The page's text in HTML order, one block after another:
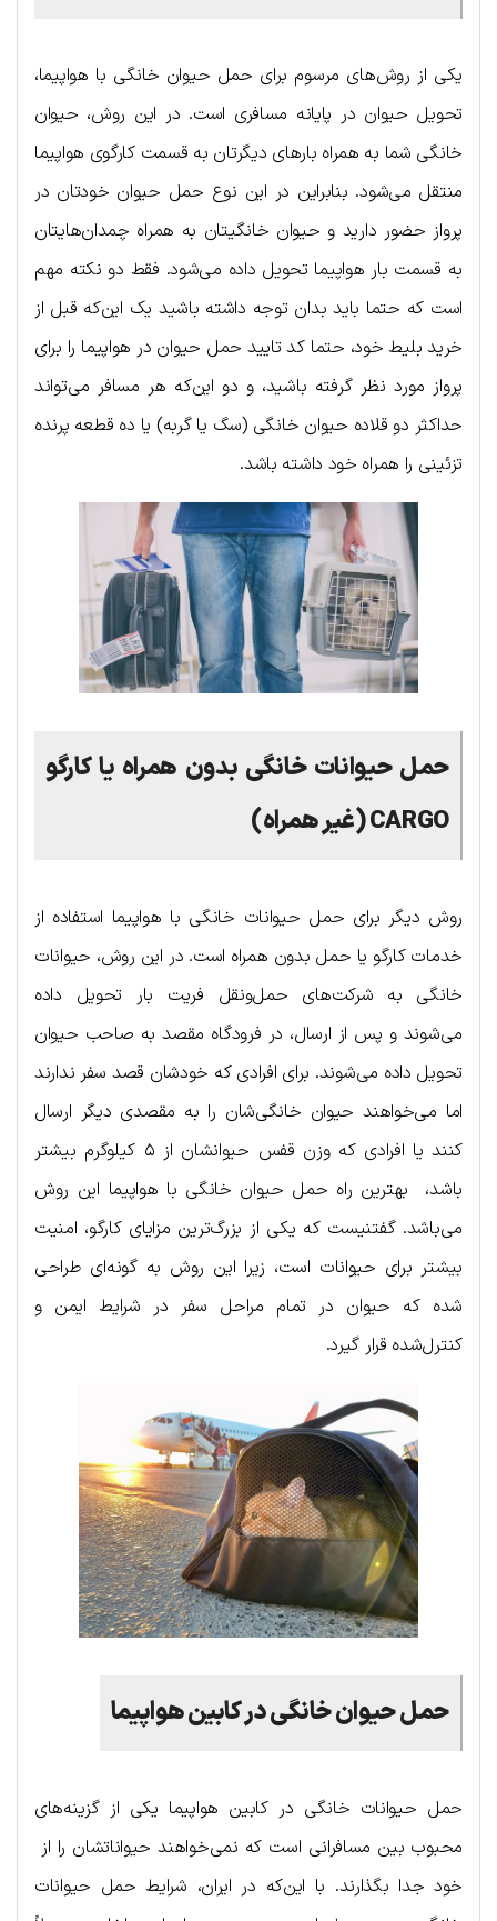
یکی از روش‌های مرسوم برای حمل حیوان خانگی با هواپیما،
تحویل حیوان در پایانه مسافری است. در این روش، حیوان
خانگی شما به همراه بارهای دیگرتان به قسمت کارگوی هواپیما
منتقل می‌شود. بنابراین در این نوع حمل حیوان خودتان در
پرواز حضور دارید و حیوان خانگیتان به همراه چمدان‌هایتان
به قسمت بار هواپیما تحویل داده می‌شود. فقط دو نکته مهم
است که حتما باید بدان توجه داشته باشید یک این‌که قبل از
خرید بلیط خود، حتما کد تایید حمل حیوان در هواپیما را برای
پرواز مورد نظر گرفته باشید، و دو این‌که هر مسافر می‌تواند
حداکثر دو قلاده حیوان خانگی (سگ یا گربه) یا ده قطعه پرنده
تزئینی را همراه خود داشته باشد.
حمل حیوانات خانگی بدون همراه یا کارگو
CARGO (غیر همراه)
روش دیگر برای حمل حیوانات خانگی با هواپیما استفاده از
خدمات کارگو یا حمل بدون همراه است. در این روش، حیوانات
خانگی به شرکت‌های حمل‌ونقل فریت بار تحویل داده
می‌شوند و پس از ارسال، در فرودگاه مقصد به صاحب حیوان
تحویل داده می‌شوند. برای افرادی که خودشان قصد سفر ندارند
اما می‌خواهند حیوان خانگی‌شان را به مقصدی دیگر ارسال
کنند یا افرادی که وزن قفس حیوانشان از ۵ کیلوگرم بیشتر
باشد، بهترین راه حمل حیوان خانگی با هواپیما این روش
می‌باشد. گفتنیست که یکی از بزرگ‌ترین مزایای کارگو، امنیت
بیشتر برای حیوانات است، زیرا این روش به گونه‌ای طراحی
شده که حیوان در تمام مراحل سفر در شرایط ایمن و
کنترل‌شده قرار گیرد.
حمل حیوان خانگی در کابین هواپیما
حمل حیوانات خانگی در کابین هواپیما یکی از گزینه‌های
محبوب بین مسافرانی است که نمی‌خواهند حیواناتشان را از
خود جدا بگذارند. با این‌که در ایران، شرایط حمل حیوانات